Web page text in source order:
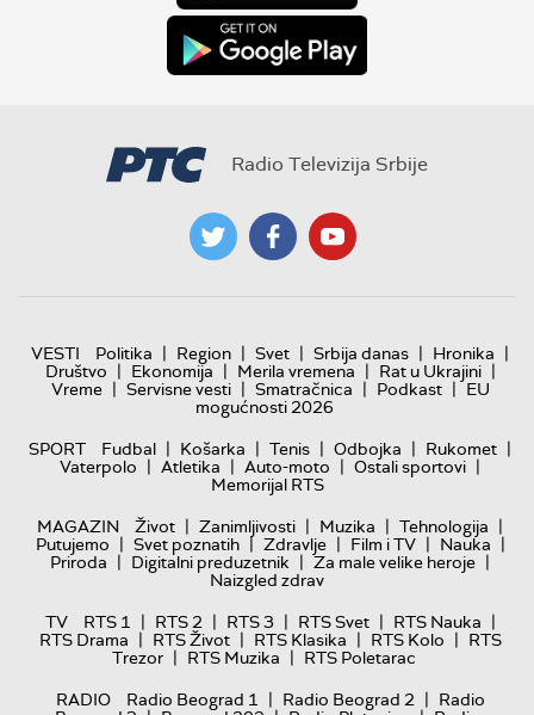
Radio Televizija Srbije
VESTI Politika | Region | Svet | Srbija danas | Hronika |
Društvo | Ekonomija | Merila vremena | Rat u Ukrajini |
Vreme | Servisne vesti | Smatračnica | Podkast | EU
mogućnosti 2026
SPORT
Fudbal | Košarka | Tenis | Odbojka | Rukomet |
Vaterpolo | Atletika | Auto-moto | Ostali sportovi |
Memorijal RTS
MAGAZIN
Život | Zanimljivosti | Muzika | Tehnologija |
Putujemo | Svet poznatih | Zdravlje | Film i TV | Nauka |
Priroda | Digitalni preduzetnik | Za male velike heroje |
Naizgled zdrav
TV
RTS 1 | RTS 2 | RTS 3 | RTS Svet | RTS Nauka |
RTS Drama | RTS Život | RTS Klasika | RTS Kolo | RTS
Trezor | RTS Muzika | RTS Poletarac
RADIO
Radio Beograd 1 | Radio Beograd 2 | Radio